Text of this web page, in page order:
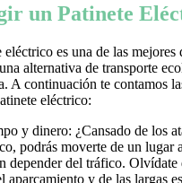
un Patinete
es una de las mejores
alternativa de transporte
A continuación te contamos
eléctrico:
y dinero: ¿Cansado de los
podrás moverte de un lugar
depender del tráfico. Olvídate
aparcamiento y de las largas